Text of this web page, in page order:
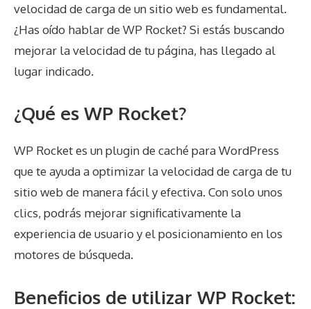
velocidad de carga de un sitio web es fundamental.
¿Has oído hablar de WP Rocket? Si estás buscando
mejorar la velocidad de tu página, has llegado al
lugar indicado.
¿Qué es WP Rocket?
WP Rocket es un plugin de caché para WordPress
que te ayuda a optimizar la velocidad de carga de tu
sitio web de manera fácil y efectiva. Con solo unos
clics, podrás mejorar significativamente la
experiencia de usuario y el posicionamiento en los
motores de búsqueda.
Beneficios de utilizar WP Rocket: